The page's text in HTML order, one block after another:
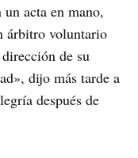
acta en mano,
árbitro voluntario
de su
dijo más tarde a
después de